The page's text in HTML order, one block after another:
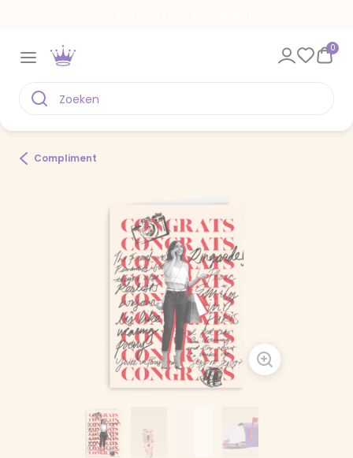
0
Compliment